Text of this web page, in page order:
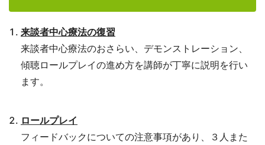
来談者中心療法の復習
来談者中心療法のおさらい、デモンストレーション、
傾聴ロールプレイの進め方を講師が丁寧に説明を行い
ます。
ロールプレイ
フィードバックについての注意事項があり、３人また